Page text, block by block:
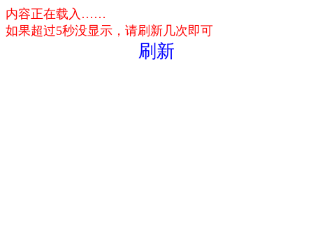
内容正在载入……
如果超过5秒没显示，请刷新几次即可
刷新